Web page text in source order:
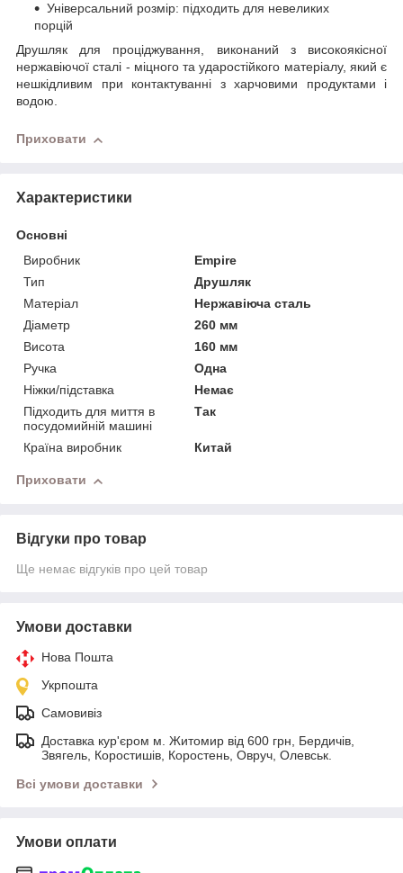
Універсальний розмір: підходить для невеликих
порцій
Друшляк для проціджування, виконаний з високоякісної
нержавіючої сталі - міцного та ударостійкого матеріалу, який є
нешкідливим при контактуванні з харчовими продуктами і
водою.
Приховати
Характеристики
Основні
Виробник
Empire
Тип
Друшляк
Матеріал
Нержавіюча сталь
Діаметр
260 мм
Висота
160 мм
Ручка
Одна
Ніжки/підставка
Немає
Підходить для миття в
посудомийній машині
Так
Країна виробник Китай
Приховати
Відгуки про товар
Ще немає відгуків про цей товар
Умови доставки
Нова Пошта
Укрпошта
Самовивіз
Доставка кур'єром м. Житомир від 600 грн, Бердичів,
Звягель, Коростишів, Коростень, Овруч, Олевськ.
Всі умови доставки
Умови оплати